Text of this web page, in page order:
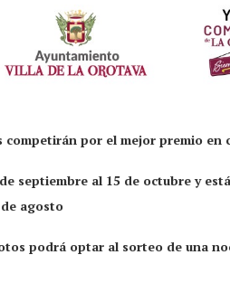
por el mejor premio en
septiembre al 15 de octubre y
agosto
podrá optar al sorteo de una